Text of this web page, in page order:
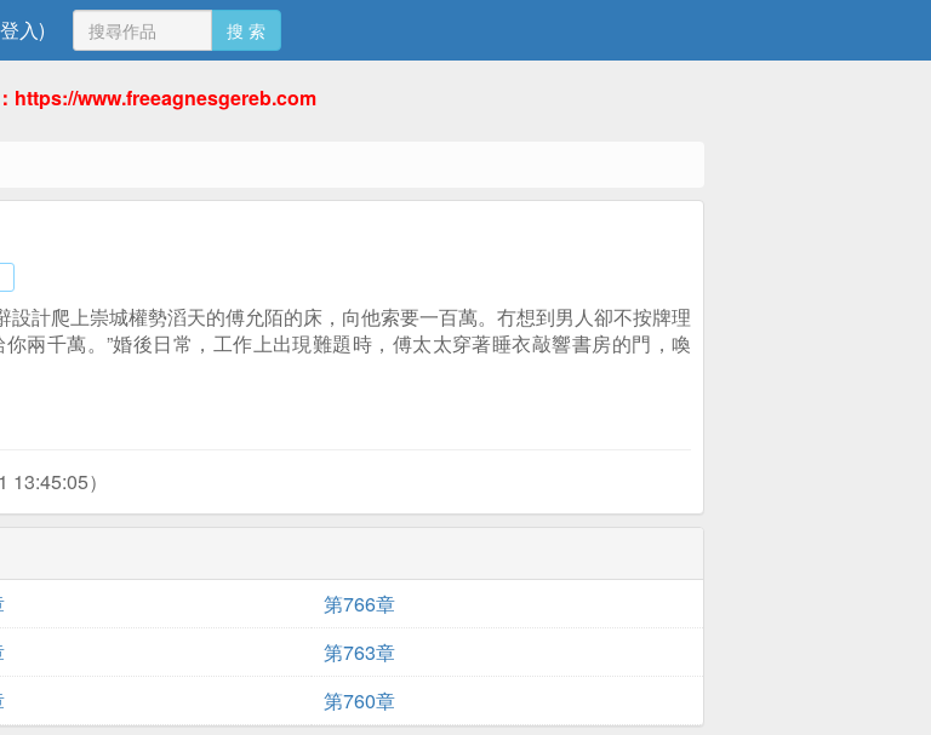
入) 搜 索
https://www.freeagnesgereb.com
設計爬上崇城權勢滔天的傅允陌的床，向他索要一百萬。冇想到男人卻不按牌理
兩千萬。”婚後日常，工作上出現難題時，傅太太穿著睡衣敲響書房的門，喚
）
第766章
第763章
第760章